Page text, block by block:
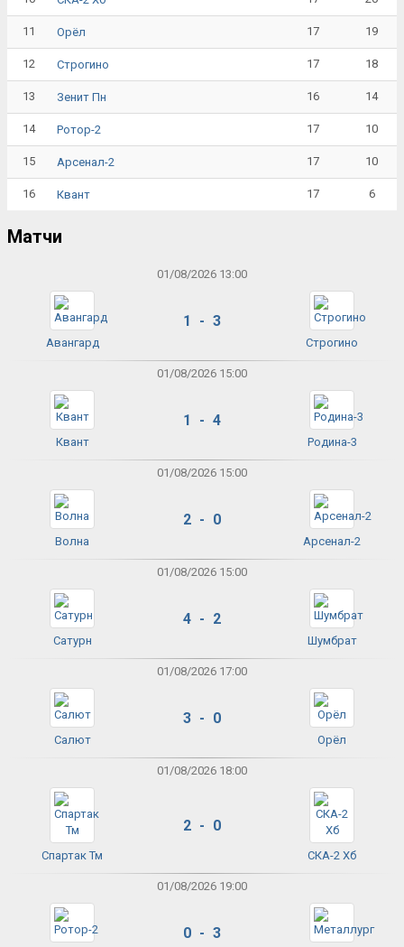
11 Орёл 17 19
12 Строгино 17 18
13 Зенит Пн 16 14
14 Ротор-2 17 10
15 Арсенал-2 17 10
16 Квант 17 6
Матчи
01/08/2026 13:00
Авангард
1 - 3
Строгино
01/08/2026 15:00
Квант
1 - 4
Родина-3
01/08/2026 15:00
Волна
2 - 0
Арсенал-2
01/08/2026 15:00
Сатурн
4 - 2
Шумбрат
01/08/2026 17:00
Салют
3 - 0
Орёл
01/08/2026 18:00
Спартак Тм
2 - 0
СКА-2 Хб
01/08/2026 19:00
0 - 3